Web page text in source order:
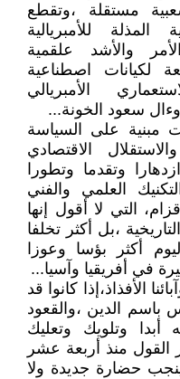
مستقلة ،وتقطع
المذلة للأمبريالية
والأشد علقمية
لكيانات اصطناعية
الأمبريالي
سعود الخونة...
مبنية على السياسة
الاقتصادي
وتقدما وتطورا
العلمي والفني
التي لا أقول إنها
،بل أكثر تخلفا
أكثر بؤسا وعوزا
في أفريقيا وآسيا...
الأفذاذ،إذا كانوا قد
باسم الدين ،والقعود
أبدا وتلويك وتعليك
القول منذ أربعة عشر
ينجب حضارة جديدة ولا